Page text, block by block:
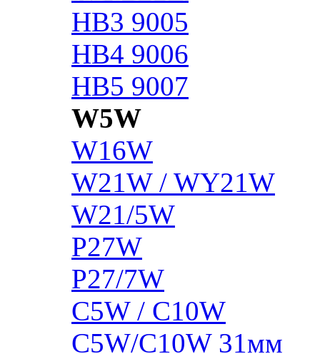
HB3 9005
HB4 9006
HB5 9007
W5W
W16W
W21W / WY21W
W21/5W
P27W
P27/7W
C5W / C10W
C5W/C10W 31мм